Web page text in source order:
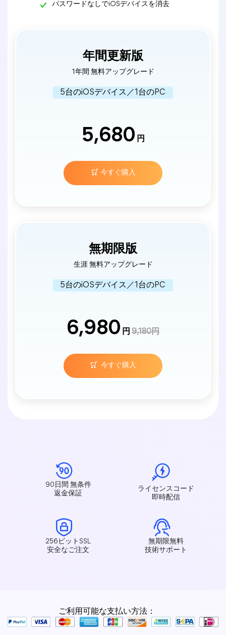
パスワードなしでiOSデバイスを消去
年間更新版
1年間 無料アップグレード
5台のiOSデバイス／1台のPC
5,680 円
今すぐ購入
無期限版
生涯 無料アップグレード
5台のiOSデバイス／1台のPC
6,980 円 9,180円
今すぐ購入
90日間 無条件
返金保証
ライセンスコード
即時配信
256ビットSSL
安全なご注文
無期限無料
技術サポート
ご利用可能な支払い方法：